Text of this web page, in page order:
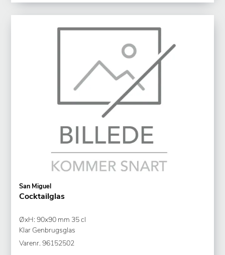
San Miguel
Cocktailglas
ØxH: 90x90 mm 35 cl
Klar Genbrugsglas
Varenr. 96152502